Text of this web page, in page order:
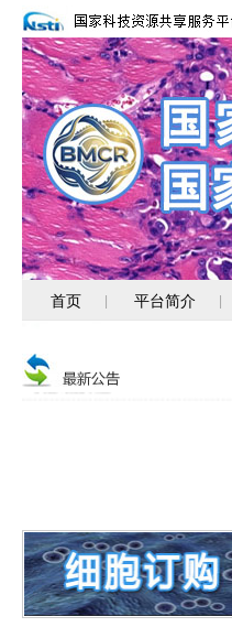
首页 平台简介
消化道肿瘤细胞新资源上线
关注PUMC-系列新资源
专题服务--转移性肿瘤类器官
实验细胞调查